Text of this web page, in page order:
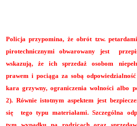
Policja przypomina, że obrót tzw.
pirotechnicznymi obwarowany jest
wskazują, że ich sprzedaż osobom
prawem i pociąga za sobą
kara grzywny, ograniczenia wolności albo
2). Równie istotnym aspektem jest
się tego typu materiałami. Szczególna